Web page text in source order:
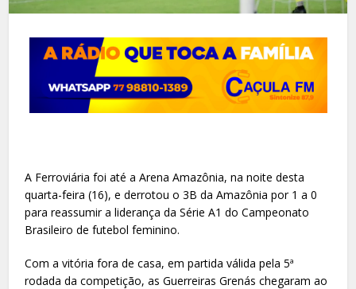
A Ferroviária foi até a Arena Amazônia, na noite desta
quarta-feira (16), e derrotou o 3B da Amazônia por 1 a 0
para reassumir a liderança da Série A1 do Campeonato
Brasileiro de futebol feminino.
Com a vitória fora de casa, em partida válida pela 5ª
rodada da competição, as Guerreiras Grenás chegaram ao